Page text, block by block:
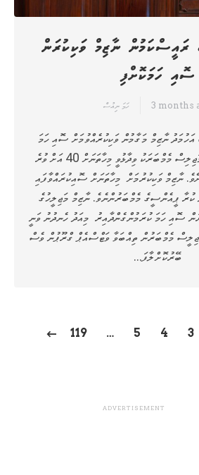
ރައީސްކަމުން ނާޒިމް ވަކިކުރަން
ސޮއި ހަމަކޮށްފި
ހަމަ ނިއުސް 3 months
ނާޒިމް މަގާމުން ވަކިކުރެއްވުމަށް ސޮއި ހަމަ
ކޮށްްފި އެވެ. ޕީއެންސީގެ މަޖިލިސް މެމްބަރަކު ވިދާޅުވީ މިހާތަނަށް 40 އަށް ވުރެ
ނާޒިމް ވަކިކުރުމަށް މިހާތަނަށް ސޮއިކުރައްވާފައި
ކުރާ ޕީއެންސީގެ މެމްބަރުންނެވެ. ނާޒިމް މަޖިލީހުގެ
ސޮއި ހަމަ ކުރަމުންގެންދާއިރު މިއަދު ހެނދުނު ވަނީ
މެމްބަރުން ތިއްބަވާ ވަޓްސްއެޕް ގްރޫޕުން ވެސް
ބޭރުކޮށްލާފަ…
3
4
5
…
119